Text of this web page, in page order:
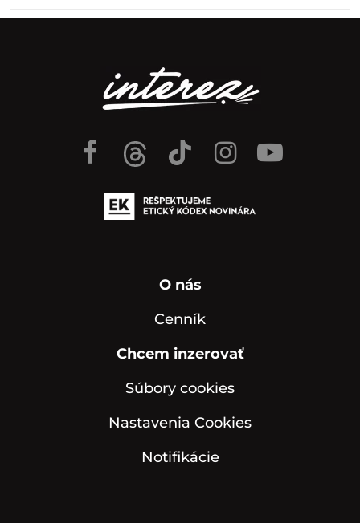
O nás
Cenník
Chcem inzerovať
Súbory cookies
Nastavenia Cookies
Notifikácie